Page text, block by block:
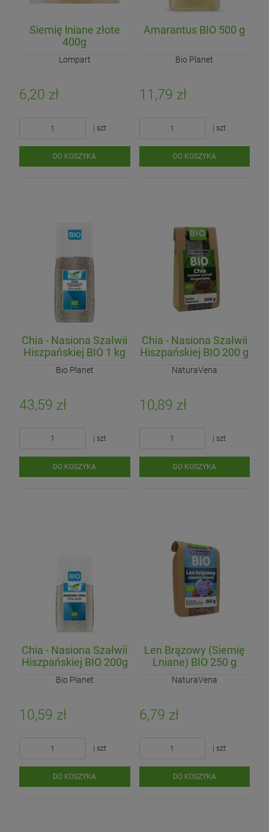
Siemię lniane złote
400g
Lompart
6,20 zł
| szt
DO KOSZYKA
Amarantus BIO 500 g
Bio Planet
11,79 zł
| szt
DO KOSZYKA
Chia - Nasiona Szałwii
Hiszpańskiej BIO 1 kg
Bio Planet
43,59 zł
| szt
DO KOSZYKA
Chia - Nasiona Szałwii
Hiszpańskiej BIO 200 g
NaturaVena
10,89 zł
| szt
DO KOSZYKA
Chia - Nasiona Szałwii
Hiszpańskiej BIO 200g
Bio Planet
10,59 zł
| szt
DO KOSZYKA
Len Brązowy (Siemię
Lniane) BIO 250 g
NaturaVena
6,79 zł
| szt
DO KOSZYKA